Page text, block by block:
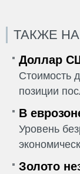
ТАКЖЕ
Доллар
Стоимость
позиции
В
Уровень
Золото